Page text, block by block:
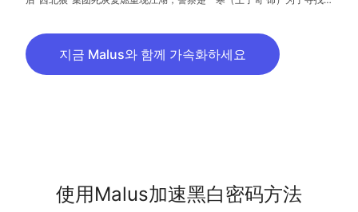
侦副支队长、当年西北狼案的主要执行人程樊的支援下一步步深入犯罪集
团的核心。在这个过程中，楚一寒与古蔺娜（苏晓彤 饰）产生交集并互
生好感，两人一同经历了一系列阴谋，并在险象环生的种种情境之下终于
지금 Malus와 함께 가속화하세요
使用Malus加速黑白密码方法